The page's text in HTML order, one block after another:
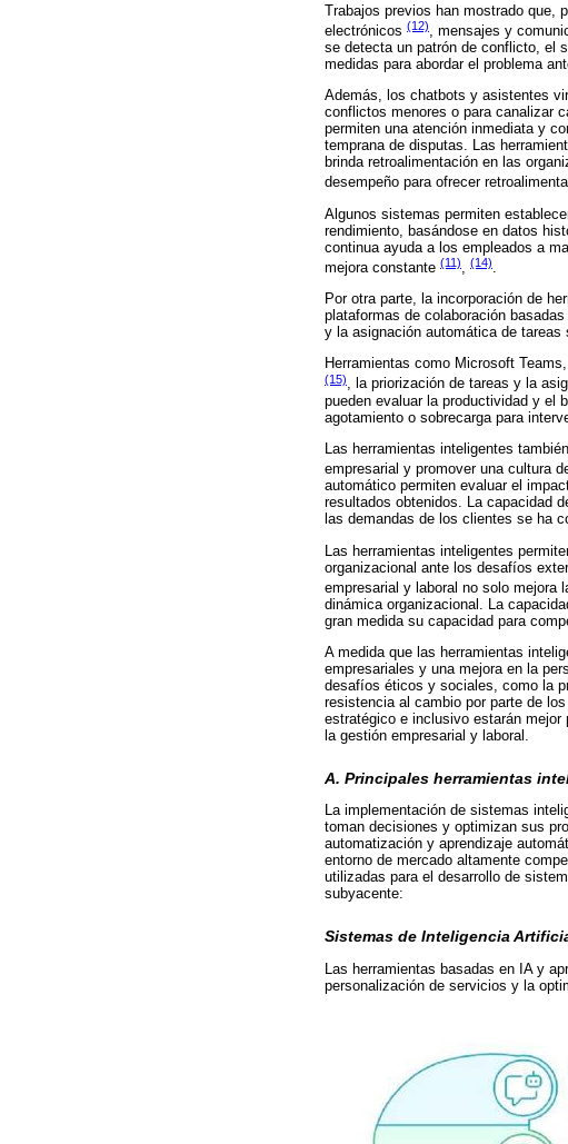
Trabajos previos han mostrado que,
electrónicos (12)
, mensajes y
se detecta un patrón de conflicto, el
medidas para abordar el problema
Además, los chatbots y asistentes
conflictos menores o para canalizar
permiten una atención inmediata y
temprana de disputas. Las
brinda retroalimentación en las
desempeño para ofrecer
Algunos sistemas permiten
rendimiento, basándose en datos
continua ayuda a los empleados a
mejora constante (11), (14).
Por otra parte, la incorporación de
plataformas de colaboración
y la asignación automática de
Herramientas como Microsoft
(15), la priorización de tareas y la
pueden evaluar la productividad y el
agotamiento o sobrecarga para
Las herramientas inteligentes
empresarial y promover una cultura
automático permiten evaluar el
resultados obtenidos. La capacidad
las demandas de los clientes se ha
Las herramientas inteligentes
organizacional ante los desafíos
empresarial y laboral no solo mejora
dinámica organizacional. La
gran medida su capacidad para
A medida que las herramientas
empresariales y una mejora en la
desafíos éticos y sociales, como la
resistencia al cambio por parte de
estratégico e inclusivo estarán mejor
la gestión empresarial y laboral.
A. Principales herramientas
La implementación de sistemas
toman decisiones y optimizan sus
automatización y aprendizaje
entorno de mercado altamente
utilizadas para el desarrollo de
subyacente:
Sistemas de Inteligencia
Las herramientas basadas en IA y
personalización de servicios y la